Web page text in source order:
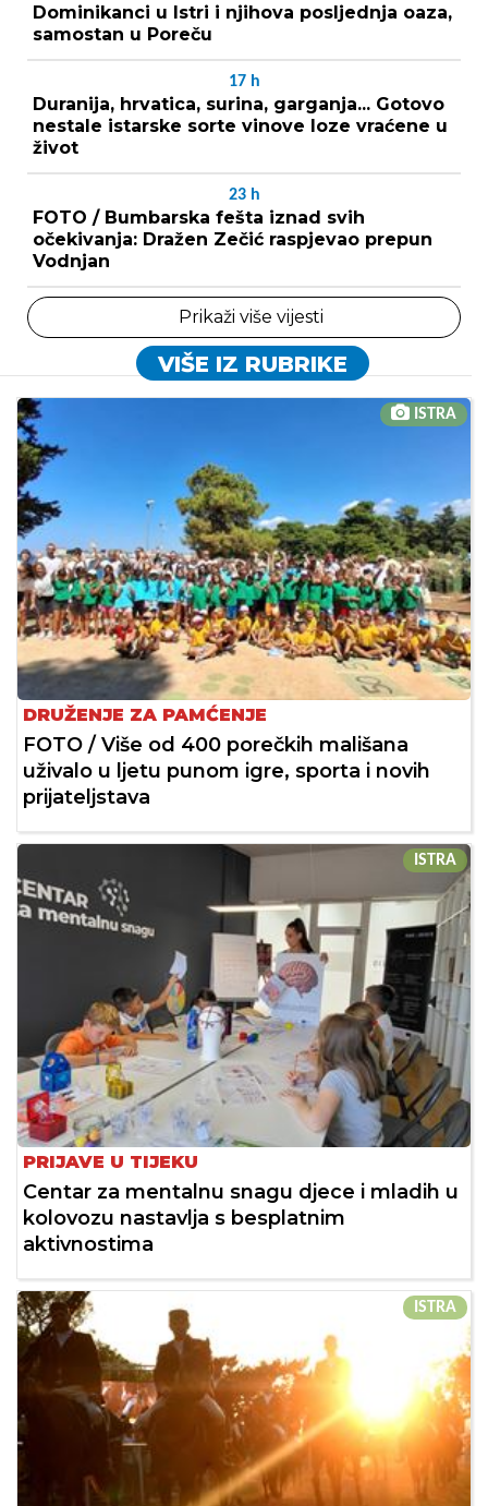
Dominikanci u Istri i njihova posljednja oaza,
samostan u Poreču
17 h
Duranija, hrvatica, surina, garganja... Gotovo
nestale istarske sorte vinove loze vraćene u
život
23 h
FOTO / Bumbarska fešta iznad svih
očekivanja: Dražen Zečić raspjevao prepun
Vodnjan
Prikaži više vijesti
VIŠE IZ RUBRIKE
ISTRA
DRUŽENJE ZA PAMĆENJE
FOTO / Više od 400 porečkih mališana
uživalo u ljetu punom igre, sporta i novih
prijateljstava
ISTRA
PRIJAVE U TIJEKU
Centar za mentalnu snagu djece i mladih u
kolovozu nastavlja s besplatnim
aktivnostima
ISTRA